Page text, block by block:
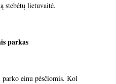
stebėtų lietuvaitė.
parkas
einu pėsčiomis. Kol